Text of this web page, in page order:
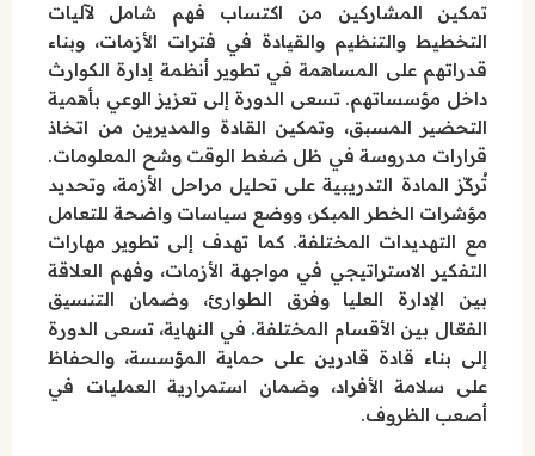
تمكين المشاركين من اكتساب فهم شامل لآليات
التخطيط والتنظيم والقيادة في فترات الأزمات، وبناء
قدراتهم على المساهمة في تطوير أنظمة إدارة الكوارث
داخل مؤسساتهم. تسعى الدورة إلى تعزيز الوعي بأهمية
التحضير المسبق، وتمكين القادة والمديرين من اتخاذ
قرارات مدروسة في ظل ضغط الوقت وشح المعلومات.
تُركّز المادة التدريبية على تحليل مراحل الأزمة، وتحديد
مؤشرات الخطر المبكر، ووضع سياسات واضحة للتعامل
مع التهديدات المختلفة. كما تهدف إلى تطوير مهارات
التفكير الاستراتيجي في مواجهة الأزمات، وفهم العلاقة
بين الإدارة العليا وفرق الطوارئ، وضمان التنسيق
الفعّال بين الأقسام المختلفة. في النهاية، تسعى الدورة
إلى بناء قادة قادرين على حماية المؤسسة، والحفاظ
على سلامة الأفراد، وضمان استمرارية العمليات في
أصعب الظروف.